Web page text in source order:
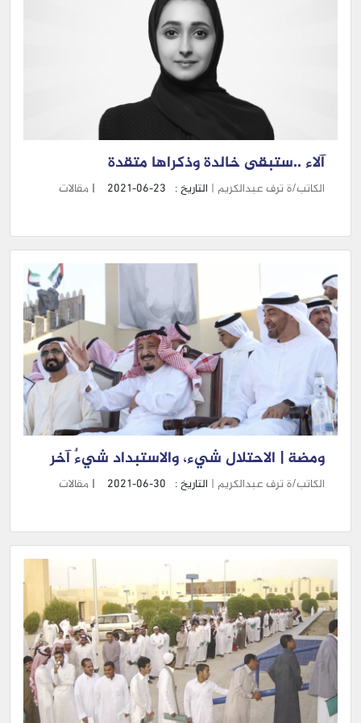
آلاء ..ستبقى خالدة وذكراها متقدة
الكاتب/ة ترف عبدالكريم | التاريخ : 2021-06-23
| مقالات
ومضة | الاحتلال شيء، والاستبداد شيءٌ آخر
الكاتب/ة ترف عبدالكريم | التاريخ : 2021-06-30
| مقالات